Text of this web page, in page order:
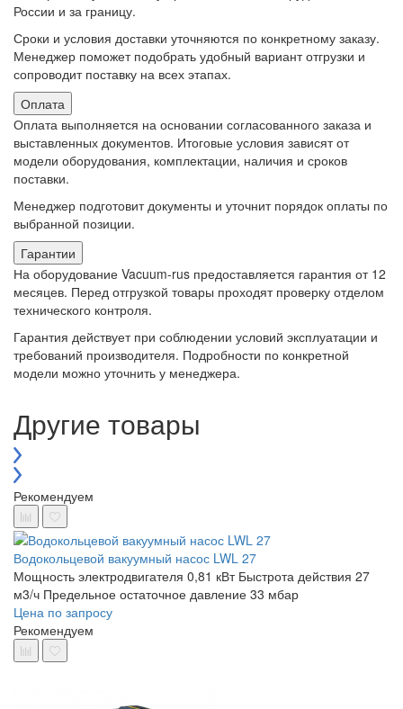
России и за границу.
Сроки и условия доставки уточняются по конкретному заказу.
Менеджер поможет подобрать удобный вариант отгрузки и
сопроводит поставку на всех этапах.
Оплата
Оплата выполняется на основании согласованного заказа и
выставленных документов. Итоговые условия зависят от
модели оборудования, комплектации, наличия и сроков
поставки.
Менеджер подготовит документы и уточнит порядок оплаты по
выбранной позиции.
Гарантии
На оборудование Vacuum-rus предоставляется гарантия от 12
месяцев. Перед отгрузкой товары проходят проверку отделом
технического контроля.
Гарантия действует при соблюдении условий эксплуатации и
требований производителя. Подробности по конкретной
модели можно уточнить у менеджера.
Другие товары
Рекомендуем
Водокольцевой вакуумный насос LWL 27
Мощность электродвигателя 0,81 кВт Быстрота действия 27
м3/ч Предельное остаточное давление 33 мбар
Цена по запросу
Рекомендуем